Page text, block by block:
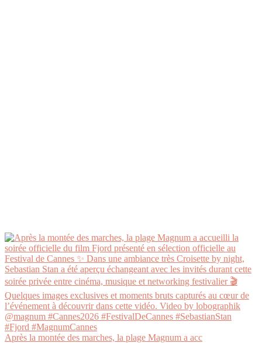
Après la montée des marches, la plage Magnum a acc